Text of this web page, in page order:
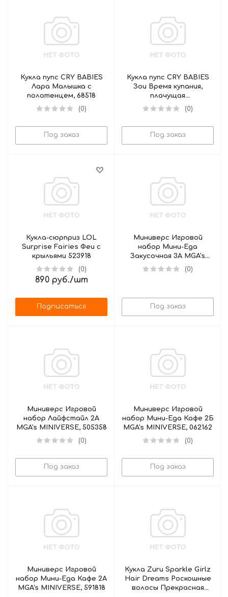
Кукла пупс CRY BABIES
Лара Малышка с
полотенцем, 68518
(0)
Под заказ
Кукла пупс CRY BABIES
Зои Время купания,
плачущая
интерактивная, 68519
(0)
Под заказ
Кукла-сюрприз LOL
Surprise Fairies Феи с
крыльями 523918
(0)
890руб./шт
Подписаться
Миниверс Игровой
набор Мини-Еда
Закусочная 3А MGA's
MINIVERSE, 505419
(0)
Под заказ
Миниверс Игровой
набор Лайфстайл 2А
MGA's MINIVERSE, 505358
(0)
Под заказ
Миниверс Игровой
набор Мини-Еда Кафе 2Б
MGA's MINIVERSE, 062162
(0)
Под заказ
Миниверс Игровой
набор Мини-Еда Кафе 2А
MGA's MINIVERSE, 591818
Кукла Zuru Sparkle Girlz
Hair Dreams Роскошные
волосы Прекрасная